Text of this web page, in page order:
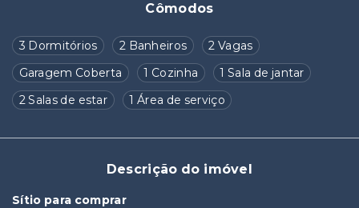
Cômodos
3 Dormitórios 2 Banheiros
2 Vagas
Garagem Coberta
1 Cozinha
1 Sala de jantar
2 Salas de estar
1 Área de serviço
Descrição do imóvel
Sítio para comprar